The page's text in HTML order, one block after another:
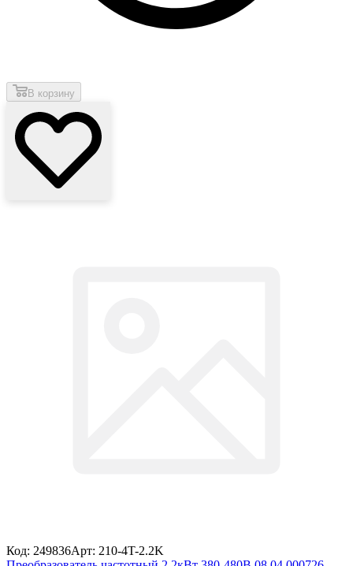
В корзину
Код: 249836Арт: 210-4T-2.2K